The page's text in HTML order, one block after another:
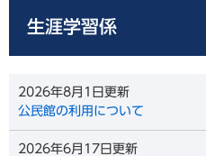
生涯学習係
2026年8月1日更新
公民館の利用について
2026年6月17日更新